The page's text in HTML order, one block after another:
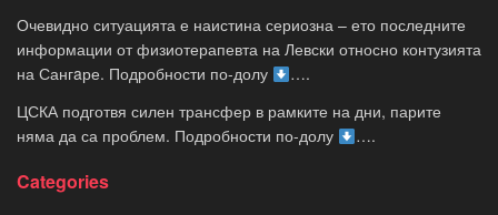
Очевидно ситуацията е наистина сериозна – ето последните
информации от физиотерапевта на Левски относно контузията
на Сангaре. Подробности по-долу
….
ЦСКА подготвя силен трансфер в рамките на дни, парите
няма да са проблем. Подробности по-долу
….
Categories